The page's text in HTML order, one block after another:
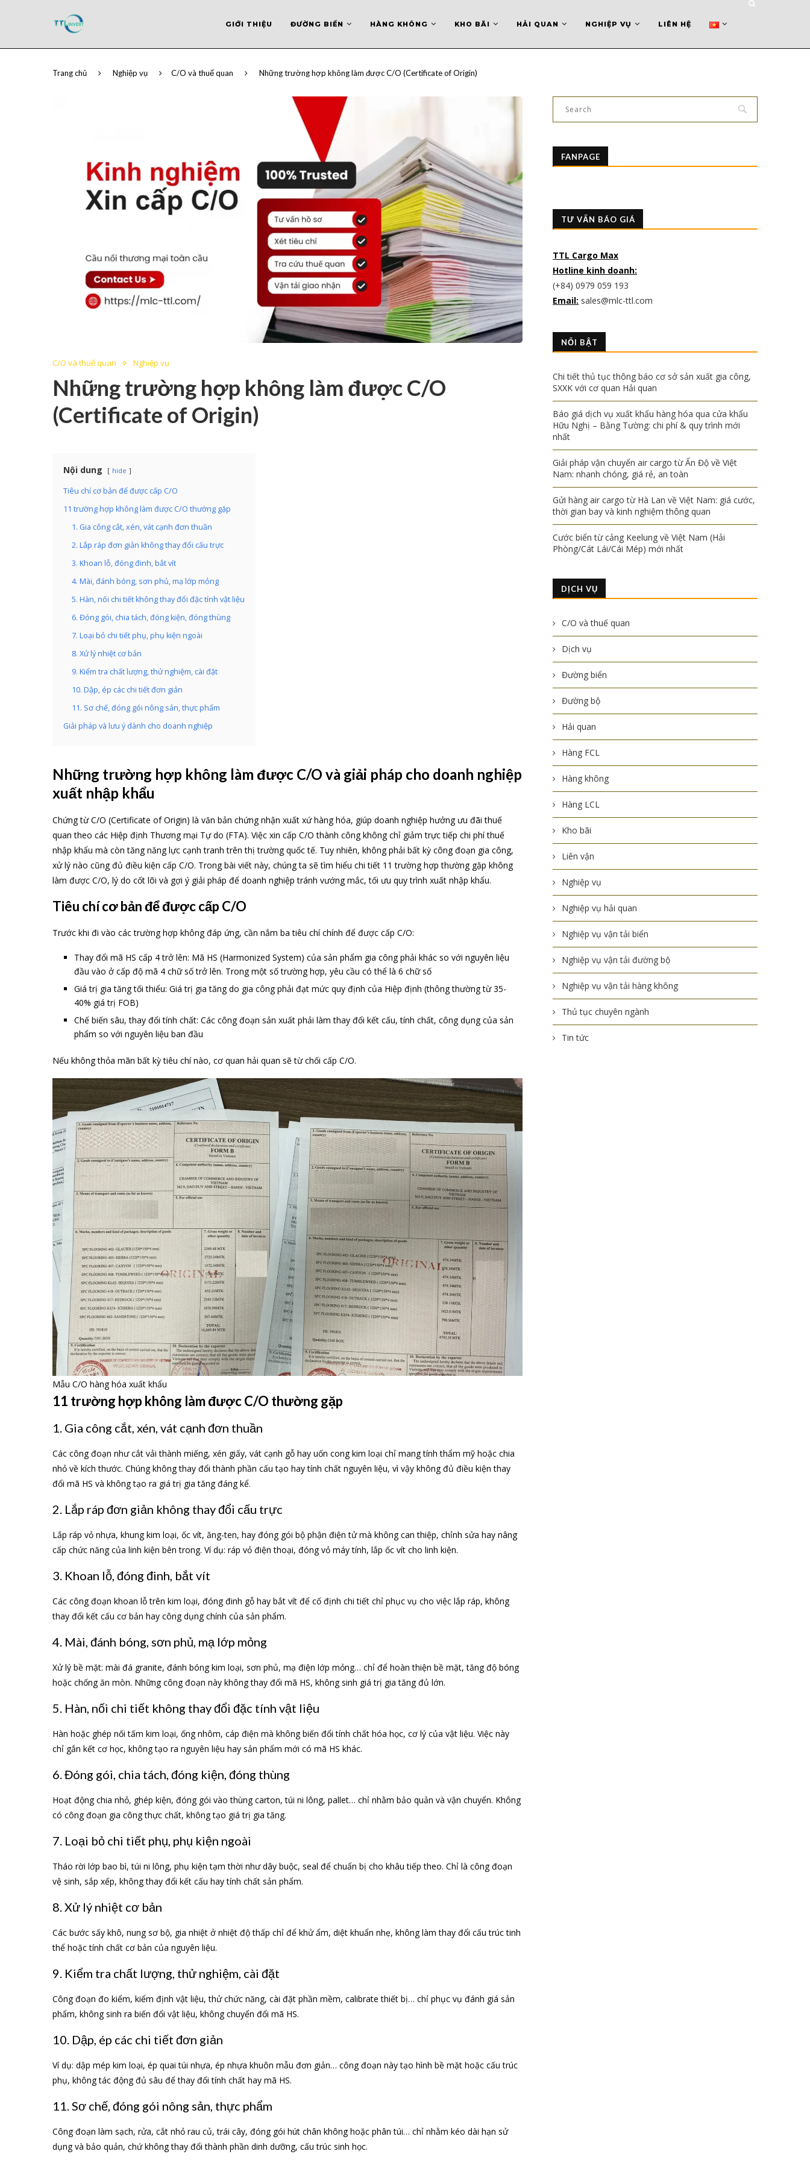
GIỚI THIỆU ĐƯỜNG BIỂN HÀNG KHÔNG KHO BÃI HẢI QUAN NGHIỆP VỤ LIÊN HỆ
Trang chủ Nghiệp vụ C/O và thuế quan Những trường hợp không làm được C/O (Certificate of Origin)
C/O và thuế quan Nghiệp vụ
Những trường hợp không làm được C/O
(Certificate of Origin)
Nội dung hide
Tiêu chí cơ bản để được cấp C/O
11 trường hợp không làm được C/O thường gặp
1. Gia công cắt, xén, vát cạnh đơn thuần
2. Lắp ráp đơn giản không thay đổi cấu trực
3. Khoan lỗ, đóng đinh, bắt vít
4. Mài, đánh bóng, sơn phủ, mạ lớp mỏng
5. Hàn, nối chi tiết không thay đổi đặc tính vật liệu
6. Đóng gói, chia tách, đóng kiện, đóng thùng
7. Loại bỏ chi tiết phụ, phụ kiện ngoài
8. Xử lý nhiệt cơ bản
9. Kiểm tra chất lượng, thử nghiệm, cài đặt
10. Dập, ép các chi tiết đơn giản
11. Sơ chế, đóng gói nông sản, thực phẩm
Giải pháp và lưu ý dành cho doanh nghiệp
Những trường hợp không làm được C/O và giải pháp cho doanh nghiệp
xuất nhập khẩu
Chứng từ C/O (Certificate of Origin) là văn bản chứng nhận xuất xứ hàng hóa, giúp doanh nghiệp hưởng ưu đãi thuế
quan theo các Hiệp định Thương mại Tự do (FTA). Việc xin cấp C/O thành công không chỉ giảm trực tiếp chi phí thuế
nhập khẩu mà còn tăng năng lực cạnh tranh trên thị trường quốc tế. Tuy nhiên, không phải bất kỳ công đoạn gia công,
xử lý nào cũng đủ điều kiện cấp C/O. Trong bài viết này, chúng ta sẽ tìm hiểu chi tiết 11 trường hợp thường gặp không
làm được C/O, lý do cốt lõi và gợi ý giải pháp để doanh nghiệp tránh vướng mắc, tối ưu quy trình xuất nhập khẩu.
Tiêu chí cơ bản để được cấp C/O
Trước khi đi vào các trường hợp không đáp ứng, cần nắm ba tiêu chí chính để được cấp C/O:
Thay đổi mã HS cấp 4 trở lên: Mã HS (Harmonized System) của sản phẩm gia công phải khác so với nguyên liệu
đầu vào ở cấp độ mã 4 chữ số trở lên. Trong một số trường hợp, yêu cầu có thể là 6 chữ số
Giá trị gia tăng tối thiểu: Giá trị gia tăng do gia công phải đạt mức quy định của Hiệp định (thông thường từ 35-
40% giá trị FOB)
Chế biến sâu, thay đổi tính chất: Các công đoạn sản xuất phải làm thay đổi kết cấu, tính chất, công dụng của sản
phẩm so với nguyên liệu ban đầu
Nếu không thỏa mãn bất kỳ tiêu chí nào, cơ quan hải quan sẽ từ chối cấp C/O.
Mẫu C/O hàng hóa xuất khẩu
11 trường hợp không làm được C/O thường gặp
1. Gia công cắt, xén, vát cạnh đơn thuần
Các công đoạn như cắt vải thành miếng, xén giấy, vát cạnh gỗ hay uốn cong kim loại chỉ mang tính thẩm mỹ hoặc chia
nhỏ về kích thước. Chúng không thay đổi thành phần cấu tạo hay tính chất nguyên liệu, vì vậy không đủ điều kiện thay
đổi mã HS và không tạo ra giá trị gia tăng đáng kể.
2. Lắp ráp đơn giản không thay đổi cấu trực
Lắp ráp vỏ nhựa, khung kim loại, ốc vít, ăng-ten, hay đóng gói bộ phận điện tử mà không can thiệp, chỉnh sửa hay nâng
cấp chức năng của linh kiện bên trong. Ví dụ: ráp vỏ điện thoại, đóng vỏ máy tính, lắp ốc vít cho linh kiện.
3. Khoan lỗ, đóng đinh, bắt vít
Các công đoạn khoan lỗ trên kim loại, đóng đinh gỗ hay bắt vít để cố định chi tiết chỉ phục vụ cho việc lắp ráp, không
thay đổi kết cấu cơ bản hay công dụng chính của sản phẩm.
4. Mài, đánh bóng, sơn phủ, mạ lớp mỏng
Xử lý bề mặt: mài đá granite, đánh bóng kim loại, sơn phủ, mạ điện lớp mỏng… chỉ để hoàn thiện bề mặt, tăng độ bóng
hoặc chống ăn mòn. Những công đoạn này không thay đổi mã HS, không sinh giá trị gia tăng đủ lớn.
5. Hàn, nối chi tiết không thay đổi đặc tính vật liệu
Hàn hoặc ghép nối tấm kim loại, ống nhôm, cáp điện mà không biến đổi tính chất hóa học, cơ lý của vật liệu. Việc này
chỉ gắn kết cơ học, không tạo ra nguyên liệu hay sản phẩm mới có mã HS khác.
6. Đóng gói, chia tách, đóng kiện, đóng thùng
Hoạt động chia nhỏ, ghép kiện, đóng gói vào thùng carton, túi ni lông, pallet… chỉ nhằm bảo quản và vận chuyển. Không
có công đoạn gia công thực chất, không tạo giá trị gia tăng.
7. Loại bỏ chi tiết phụ, phụ kiện ngoài
Tháo rời lớp bao bì, túi ni lông, phụ kiện tạm thời như dây buộc, seal để chuẩn bị cho khâu tiếp theo. Chỉ là công đoạn
vệ sinh, sắp xếp, không thay đổi kết cấu hay tính chất sản phẩm.
8. Xử lý nhiệt cơ bản
Các bước sấy khô, nung sơ bộ, gia nhiệt ở nhiệt độ thấp chỉ để khử ẩm, diệt khuẩn nhẹ, không làm thay đổi cấu trúc tinh
thể hoặc tính chất cơ bản của nguyên liệu.
9. Kiểm tra chất lượng, thử nghiệm, cài đặt
Công đoạn đo kiểm, kiểm định vật liệu, thử chức năng, cài đặt phần mềm, calibrate thiết bị… chỉ phục vụ đánh giá sản
phẩm, không sinh ra biến đổi vật liệu, không chuyển đổi mã HS.
10. Dập, ép các chi tiết đơn giản
Ví dụ: dập mép kim loại, ép quai túi nhựa, ép nhựa khuôn mẫu đơn giản… công đoạn này tạo hình bề mặt hoặc cấu trúc
phụ, không tác động đủ sâu để thay đổi tính chất hay mã HS.
11. Sơ chế, đóng gói nông sản, thực phẩm
Công đoạn làm sạch, rửa, cắt nhỏ rau củ, trái cây, đóng gói hút chân không hoặc phân túi… chỉ nhằm kéo dài hạn sử
dụng và bảo quản, chứ không thay đổi thành phần dinh dưỡng, cấu trúc sinh học.
FANPAGE
TƯ VẤN BÁO GIÁ
TTL Cargo Max
Hotline kinh doanh:
(+84) 0979 059 193
Email: sales@mlc-ttl.com
NỔI BẬT
Chi tiết thủ tục thông báo cơ sở sản xuất gia công,
SXXK với cơ quan Hải quan
Báo giá dịch vụ xuất khẩu hàng hóa qua cửa khẩu
Hữu Nghị – Bằng Tường: chi phí & quy trình mới
nhất
Giải pháp vận chuyển air cargo từ Ấn Độ về Việt
Nam: nhanh chóng, giá rẻ, an toàn
Gửi hàng air cargo từ Hà Lan về Việt Nam: giá cước,
thời gian bay và kinh nghiệm thông quan
Cước biển từ cảng Keelung về Việt Nam (Hải
Phòng/Cát Lái/Cái Mép) mới nhất
DỊCH VỤ
C/O và thuế quan
Dịch vụ
Đường biển
Đường bộ
Hải quan
Hàng FCL
Hàng không
Hàng LCL
Kho bãi
Liên vận
Nghiệp vụ
Nghiệp vụ hải quan
Nghiệp vụ vận tải biển
Nghiệp vụ vận tải đường bộ
Nghiệp vụ vận tải hàng không
Thủ tục chuyên ngành
Tin tức